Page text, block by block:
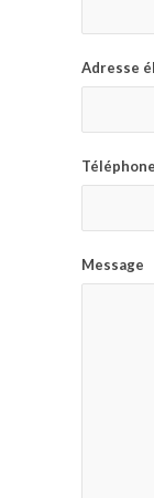
Adresse
Téléphone
Message